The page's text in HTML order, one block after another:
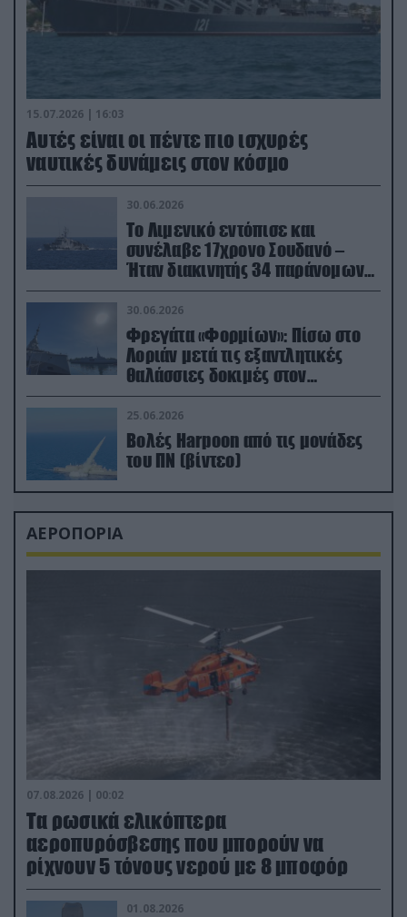
15.07.2026 | 16:03
Aυτές είναι οι πέντε πιο ισχυρές
ναυτικές δυνάμεις στον κόσμο
30.06.2026
Το Λιμενικό εντόπισε και
συνέλαβε 17χρονο Σουδανό –
Ήταν διακινητής 34 παράνομων
μεταναστών
30.06.2026
Φρεγάτα «Φορμίων»: Πίσω στο
Λοριάν μετά τις εξαντλητικές
θαλάσσιες δοκιμές στον
απαιτητικό Βισκαϊκό
25.06.2026
Βολές Harpoon από τις μονάδες
του ΠΝ (βίντεο)
ΑΕΡΟΠΟΡΙΑ
07.08.2026 | 00:02
Τα ρωσικά ελικόπτερα
αεροπυρόσβεσης που μπορούν να
ρίχνουν 5 τόνους νερού με 8 μποφόρ
01.08.2026